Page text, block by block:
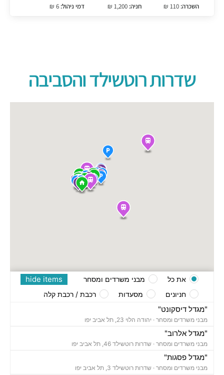
השכרה:
חניה: 1,200 ₪ דמי ניהול:
שדרות רוטשילד והסביבה
"מגדל דיסקונט"
מבני משרדים ומסחר · יהודה הלוי 23, תל אביב יפו
"מגדל אלרוב"
מבני משרדים ומסחר · שדרות רוטשילד 46, תל אביב יפו
"מגדל פסגות"
מבני משרדים ומסחר · שדרות רוטשילד 3, תל אביב יפו
hide items את כל
מבני משרדים ומסחר
חניונים
מסעדות רכבת / רכבת קלה